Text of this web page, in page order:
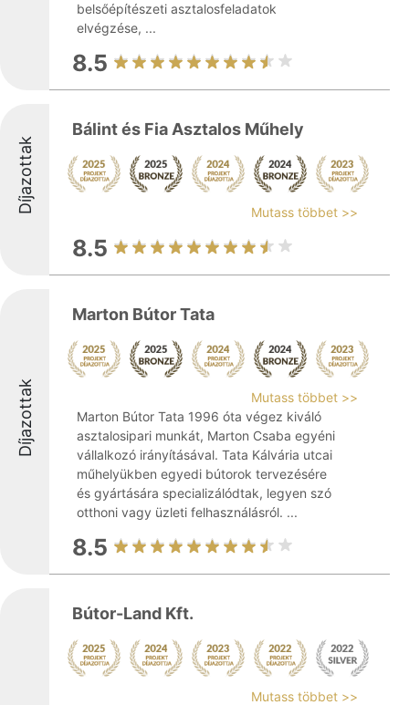
belsőépítészeti asztalosfeladatok
elvégzése, ...
8.5
Díjazottak
Bálint és Fia Asztalos Műhely
Mutass többet >>
8.5
Díjazottak
Marton Bútor Tata
Mutass többet >>
Marton Bútor Tata 1996 óta végez kiváló
asztalosipari munkát, Marton Csaba egyéni
vállalkozó irányításával. Tata Kálvária utcai
műhelyükben egyedi bútorok tervezésére
és gyártására specializálódtak, legyen szó
otthoni vagy üzleti felhasználásról. ...
8.5
Bútor-Land Kft.
Mutass többet >>